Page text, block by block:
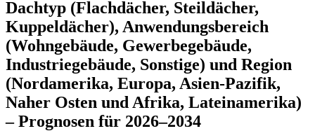
Dachtyp (Flachdächer, Steildächer,
Kuppeldächer), Anwendungsbereich
(Wohngebäude, Gewerbegebäude,
Industriegebäude, Sonstige) und Region
(Nordamerika, Europa, Asien-Pazifik,
Naher Osten und Afrika, Lateinamerika)
– Prognosen für 2026–2034